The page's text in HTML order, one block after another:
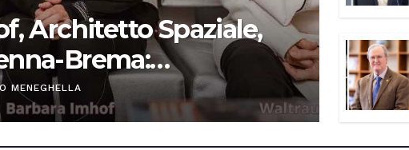
Architetto Spaziale,
Brema:
per lo Spazio”
MENEGHELLA